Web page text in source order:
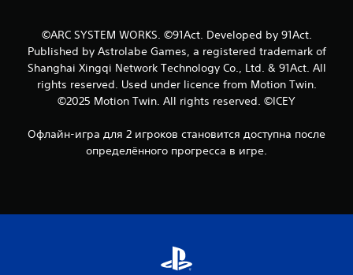
©ARC SYSTEM WORKS. ©91Act. Developed by 91Act.
Published by Astrolabe Games, a registered trademark of
Shanghai Xingqi Network Technology Co., Ltd. & 91Act. All
rights reserved. Used under licence from Motion Twin.
©2025 Motion Twin. All rights reserved. ©ICEY
Офлайн-игра для 2 игроков становится доступна после
определённого прогресса в игре.